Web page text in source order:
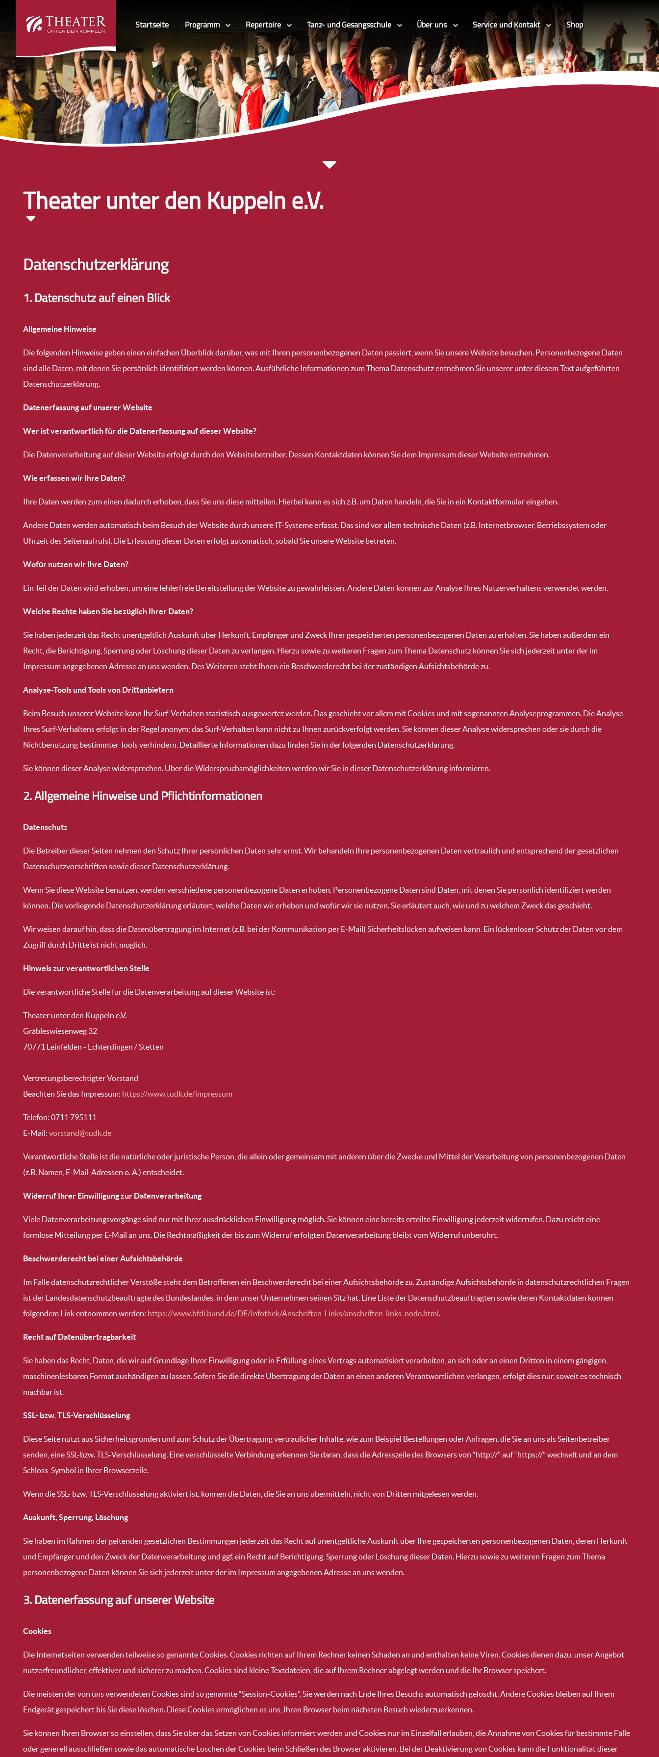
Startseite Programm Repertoire Tanz- und Gesangsschule Über uns Service und Kontakt Shop
Theater unter den Kuppeln e.V.
Datenschutzerklärung
1. Datenschutz auf einen Blick
Allgemeine Hinweise
Die folgenden Hinweise geben einen einfachen Überblick darüber, was mit Ihren personenbezogenen Daten passiert, wenn Sie unsere Website besuchen. Personenbezogene Daten
sind alle Daten, mit denen Sie persönlich identifiziert werden können. Ausführliche Informationen zum Thema Datenschutz entnehmen Sie unserer unter diesem Text aufgeführten
Datenschutzerklärung.
Datenerfassung auf unserer Website
Wer ist verantwortlich für die Datenerfassung auf dieser Website?
Die Datenverarbeitung auf dieser Website erfolgt durch den Websitebetreiber. Dessen Kontaktdaten können Sie dem Impressum dieser Website entnehmen.
Wie erfassen wir Ihre Daten?
Ihre Daten werden zum einen dadurch erhoben, dass Sie uns diese mitteilen. Hierbei kann es sich z.B. um Daten handeln, die Sie in ein Kontaktformular eingeben.
Andere Daten werden automatisch beim Besuch der Website durch unsere IT-Systeme erfasst. Das sind vor allem technische Daten (z.B. Internetbrowser, Betriebssystem oder
Uhrzeit des Seitenaufrufs). Die Erfassung dieser Daten erfolgt automatisch, sobald Sie unsere Website betreten.
Wofür nutzen wir Ihre Daten?
Ein Teil der Daten wird erhoben, um eine fehlerfreie Bereitstellung der Website zu gewährleisten. Andere Daten können zur Analyse Ihres Nutzerverhaltens verwendet werden.
Welche Rechte haben Sie bezüglich Ihrer Daten?
Sie haben jederzeit das Recht unentgeltlich Auskunft über Herkunft, Empfänger und Zweck Ihrer gespeicherten personenbezogenen Daten zu erhalten. Sie haben außerdem ein
Recht, die Berichtigung, Sperrung oder Löschung dieser Daten zu verlangen. Hierzu sowie zu weiteren Fragen zum Thema Datenschutz können Sie sich jederzeit unter der im
Impressum angegebenen Adresse an uns wenden. Des Weiteren steht Ihnen ein Beschwerderecht bei der zuständigen Aufsichtsbehörde zu.
Analyse-Tools und Tools von Drittanbietern
Beim Besuch unserer Website kann Ihr Surf-Verhalten statistisch ausgewertet werden. Das geschieht vor allem mit Cookies und mit sogenannten Analyseprogrammen. Die Analyse
Ihres Surf-Verhaltens erfolgt in der Regel anonym; das Surf-Verhalten kann nicht zu Ihnen zurückverfolgt werden. Sie können dieser Analyse widersprechen oder sie durch die
Nichtbenutzung bestimmter Tools verhindern. Detaillierte Informationen dazu finden Sie in der folgenden Datenschutzerklärung.
Sie können dieser Analyse widersprechen. Über die Widerspruchsmöglichkeiten werden wir Sie in dieser Datenschutzerklärung informieren.
2. Allgemeine Hinweise und Pflichtinformationen
Datenschutz
Die Betreiber dieser Seiten nehmen den Schutz Ihrer persönlichen Daten sehr ernst. Wir behandeln Ihre personenbezogenen Daten vertraulich und entsprechend der gesetzlichen
Datenschutzvorschriften sowie dieser Datenschutzerklärung.
Wenn Sie diese Website benutzen, werden verschiedene personenbezogene Daten erhoben. Personenbezogene Daten sind Daten, mit denen Sie persönlich identifiziert werden
können. Die vorliegende Datenschutzerklärung erläutert, welche Daten wir erheben und wofür wir sie nutzen. Sie erläutert auch, wie und zu welchem Zweck das geschieht.
Wir weisen darauf hin, dass die Datenübertragung im Internet (z.B. bei der Kommunikation per E-Mail) Sicherheitslücken aufweisen kann. Ein lückenloser Schutz der Daten vor dem
Zugriff durch Dritte ist nicht möglich.
Hinweis zur verantwortlichen Stelle
Die verantwortliche Stelle für die Datenverarbeitung auf dieser Website ist:
Theater unter den Kuppeln e.V.
Gräbleswiesenweg 32
70771 Leinfelden - Echterdingen / Stetten
Vertretungsberechtigter Vorstand
Beachten Sie das Impressum: https://www.tudk.de/impressum
Telefon: 0711 795111
E-Mail: vorstand@tudk.de
Verantwortliche Stelle ist die natürliche oder juristische Person, die allein oder gemeinsam mit anderen über die Zwecke und Mittel der Verarbeitung von personenbezogenen Daten
(z.B. Namen, E-Mail-Adressen o. Ä.) entscheidet.
Widerruf Ihrer Einwilligung zur Datenverarbeitung
Viele Datenverarbeitungsvorgänge sind nur mit Ihrer ausdrücklichen Einwilligung möglich. Sie können eine bereits erteilte Einwilligung jederzeit widerrufen. Dazu reicht eine
formlose Mitteilung per E-Mail an uns. Die Rechtmäßigkeit der bis zum Widerruf erfolgten Datenverarbeitung bleibt vom Widerruf unberührt.
Beschwerderecht bei einer Aufsichtsbehörde
Im Falle datenschutzrechtlicher Verstöße steht dem Betroffenen ein Beschwerderecht bei einer Aufsichtsbehörde zu. Zuständige Aufsichtsbehörde in datenschutzrechtlichen Fragen
ist der Landesdatenschutzbeauftragte des Bundeslandes, in dem unser Unternehmen seinen Sitz hat. Eine Liste der Datenschutzbeauftragten sowie deren Kontaktdaten können
folgendem Link entnommen werden: https://www.bfdi.bund.de/DE/Infothek/Anschriften_Links/anschriften_links-node.html .
Recht auf Datenübertragbarkeit
Sie haben das Recht, Daten, die wir auf Grundlage Ihrer Einwilligung oder in Erfüllung eines Vertrags automatisiert verarbeiten, an sich oder an einen Dritten in einem gängigen,
maschinenlesbaren Format aushändigen zu lassen. Sofern Sie die direkte Übertragung der Daten an einen anderen Verantwortlichen verlangen, erfolgt dies nur, soweit es technisch
machbar ist.
SSL- bzw. TLS-Verschlüsselung
Diese Seite nutzt aus Sicherheitsgründen und zum Schutz der Übertragung vertraulicher Inhalte, wie zum Beispiel Bestellungen oder Anfragen, die Sie an uns als Seitenbetreiber
senden, eine SSL-bzw. TLS-Verschlüsselung. Eine verschlüsselte Verbindung erkennen Sie daran, dass die Adresszeile des Browsers von “http://” auf “https://” wechselt und an dem
Schloss-Symbol in Ihrer Browserzeile.
Wenn die SSL- bzw. TLS-Verschlüsselung aktiviert ist, können die Daten, die Sie an uns übermitteln, nicht von Dritten mitgelesen werden.
Auskunft, Sperrung, Löschung
Sie haben im Rahmen der geltenden gesetzlichen Bestimmungen jederzeit das Recht auf unentgeltliche Auskunft über Ihre gespeicherten personenbezogenen Daten, deren Herkunft
und Empfänger und den Zweck der Datenverarbeitung und ggf. ein Recht auf Berichtigung, Sperrung oder Löschung dieser Daten. Hierzu sowie zu weiteren Fragen zum Thema
personenbezogene Daten können Sie sich jederzeit unter der im Impressum angegebenen Adresse an uns wenden.
3. Datenerfassung auf unserer Website
Cookies
Die Internetseiten verwenden teilweise so genannte Cookies. Cookies richten auf Ihrem Rechner keinen Schaden an und enthalten keine Viren. Cookies dienen dazu, unser Angebot
nutzerfreundlicher, effektiver und sicherer zu machen. Cookies sind kleine Textdateien, die auf Ihrem Rechner abgelegt werden und die Ihr Browser speichert.
Die meisten der von uns verwendeten Cookies sind so genannte “Session-Cookies”. Sie werden nach Ende Ihres Besuchs automatisch gelöscht. Andere Cookies bleiben auf Ihrem
Endgerät gespeichert bis Sie diese löschen. Diese Cookies ermöglichen es uns, Ihren Browser beim nächsten Besuch wiederzuerkennen.
Sie können Ihren Browser so einstellen, dass Sie über das Setzen von Cookies informiert werden und Cookies nur im Einzelfall erlauben, die Annahme von Cookies für bestimmte Fälle
oder generell ausschließen sowie das automatische Löschen der Cookies beim Schließen des Browser aktivieren. Bei der Deaktivierung von Cookies kann die Funktionalität dieser